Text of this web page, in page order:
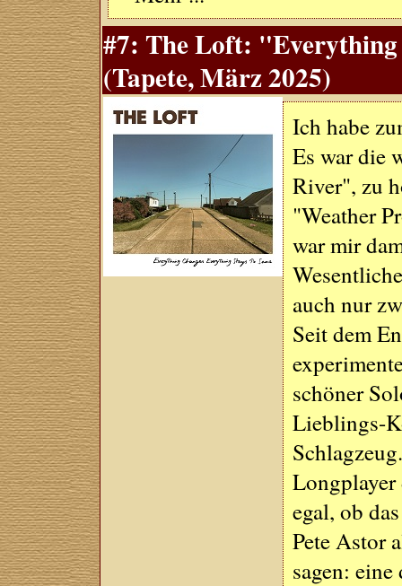
#7: The Loft: "Everything
(Tapete, März 2025)
Ich habe
Es war die
River", zu
"Weather
war mir
auch nur
Seit dem
schöner
Lieblings-
egal, ob
Pete Astor
sagen: